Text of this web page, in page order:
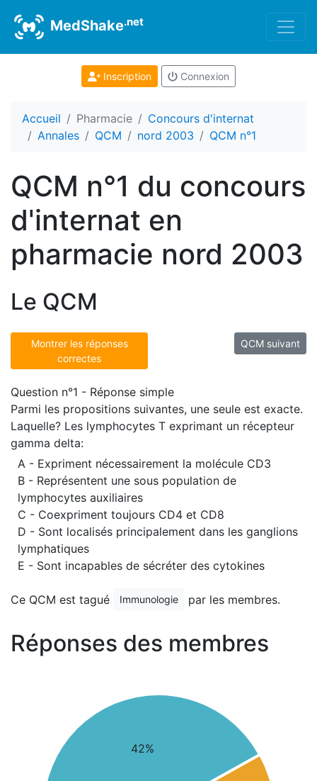
MedShake.net
Inscription Connexion
Accueil Pharmacie
Concours d'internat
Annales
QCM nord 2003 QCM n°1
QCM n°1 du concours
d'internat en
pharmacie nord 2003
Le QCM
Montrer les réponses
correctes
QCM suivant
Question n°1 - Réponse simple
Parmi les propositions suivantes, une seule est exacte.
Laquelle? Les lymphocytes T exprimant un récepteur
gamma delta:
A - Expriment nécessairement la molécule CD3
B - Représentent une sous population de
lymphocytes auxiliaires
C - Coexpriment toujours CD4 et CD8
D - Sont localisés principalement dans les ganglions
lymphatiques
E - Sont incapables de sécréter des cytokines
Ce QCM est tagué Immunologie par les membres.
Réponses des membres
42%